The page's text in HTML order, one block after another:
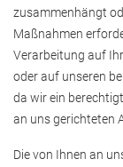
zusammenhängt
Maßnahmen
Verarbeitung auf
oder auf unseren
da wir ein
an uns gerichteten
Die von Ihnen an